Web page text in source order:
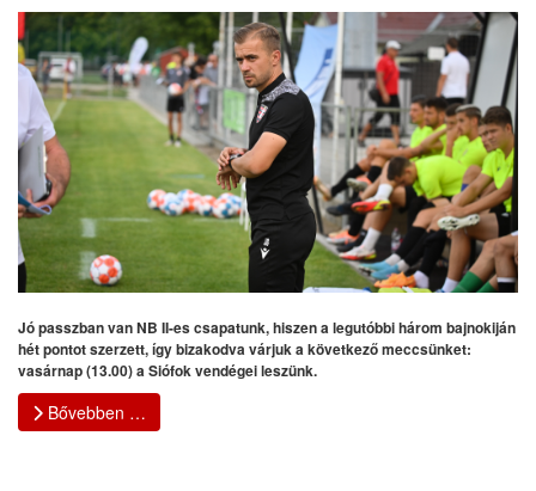
Jó passzban van NB II-es csapatunk, hiszen a legutóbbi három bajnokiján
hét pontot szerzett, így bizakodva várjuk a következő meccsünket:
vasárnap (13.00) a Siófok vendégei leszünk.
Bővebben …